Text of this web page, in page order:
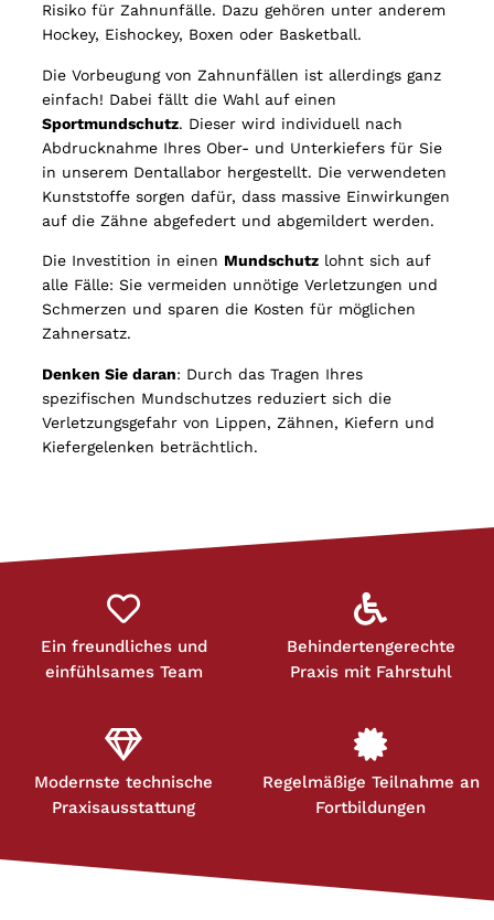
Risiko für Zahnunfälle. Dazu gehören unter anderem
Hockey, Eishockey, Boxen oder Basketball.
Die Vorbeugung von Zahnunfällen ist allerdings ganz
einfach! Dabei fällt die Wahl auf einen
Sportmundschutz. Dieser wird individuell nach
Abdrucknahme Ihres Ober- und Unterkiefers für Sie
in unserem Dentallabor hergestellt. Die verwendeten
Kunststoffe sorgen dafür, dass massive Einwirkungen
auf die Zähne abgefedert und abgemildert werden.
Die Investition in einen Mundschutzlohnt sich auf
alle Fälle: Sie vermeiden unnötige Verletzungen und
Schmerzen und sparen die Kosten für möglichen
Zahnersatz.
Denken Sie daran: Durch das Tragen Ihres
spezifischen Mundschutzes reduziert sich die
Verletzungsgefahr von Lippen, Zähnen, Kiefern und
Kiefergelenken beträchtlich.
Ein freundliches und
einfühlsames Team
Behindertengerechte
Praxis mit Fahrstuhl
Modernste technische
Praxisausstattung
Regelmäßige Teilnahme an
Fortbildungen